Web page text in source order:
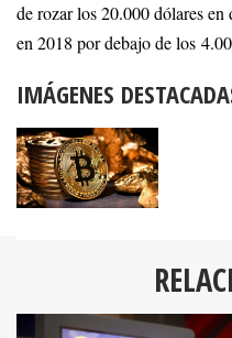
de rozar los 20.000 dólares
en 2018 por debajo de los
IMÁGENES